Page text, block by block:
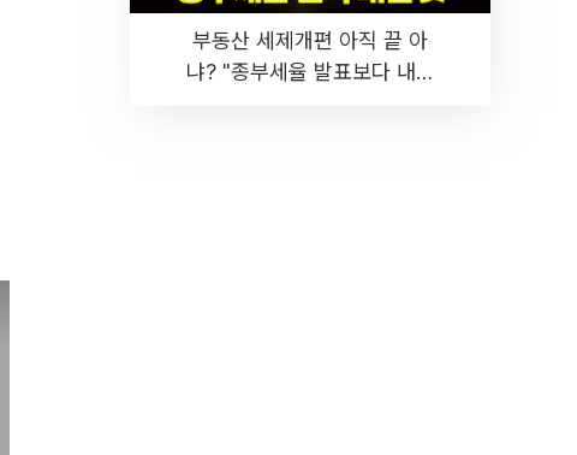
부동산 세제개편 아직 끝 아
냐? "종부세율 발표보다 내릴